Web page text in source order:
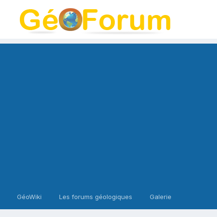
GéoWiki Les forums géologiques Galerie